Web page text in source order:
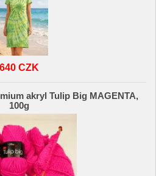
640 CZK
akryl Tulip Big MAGENTA,
100g